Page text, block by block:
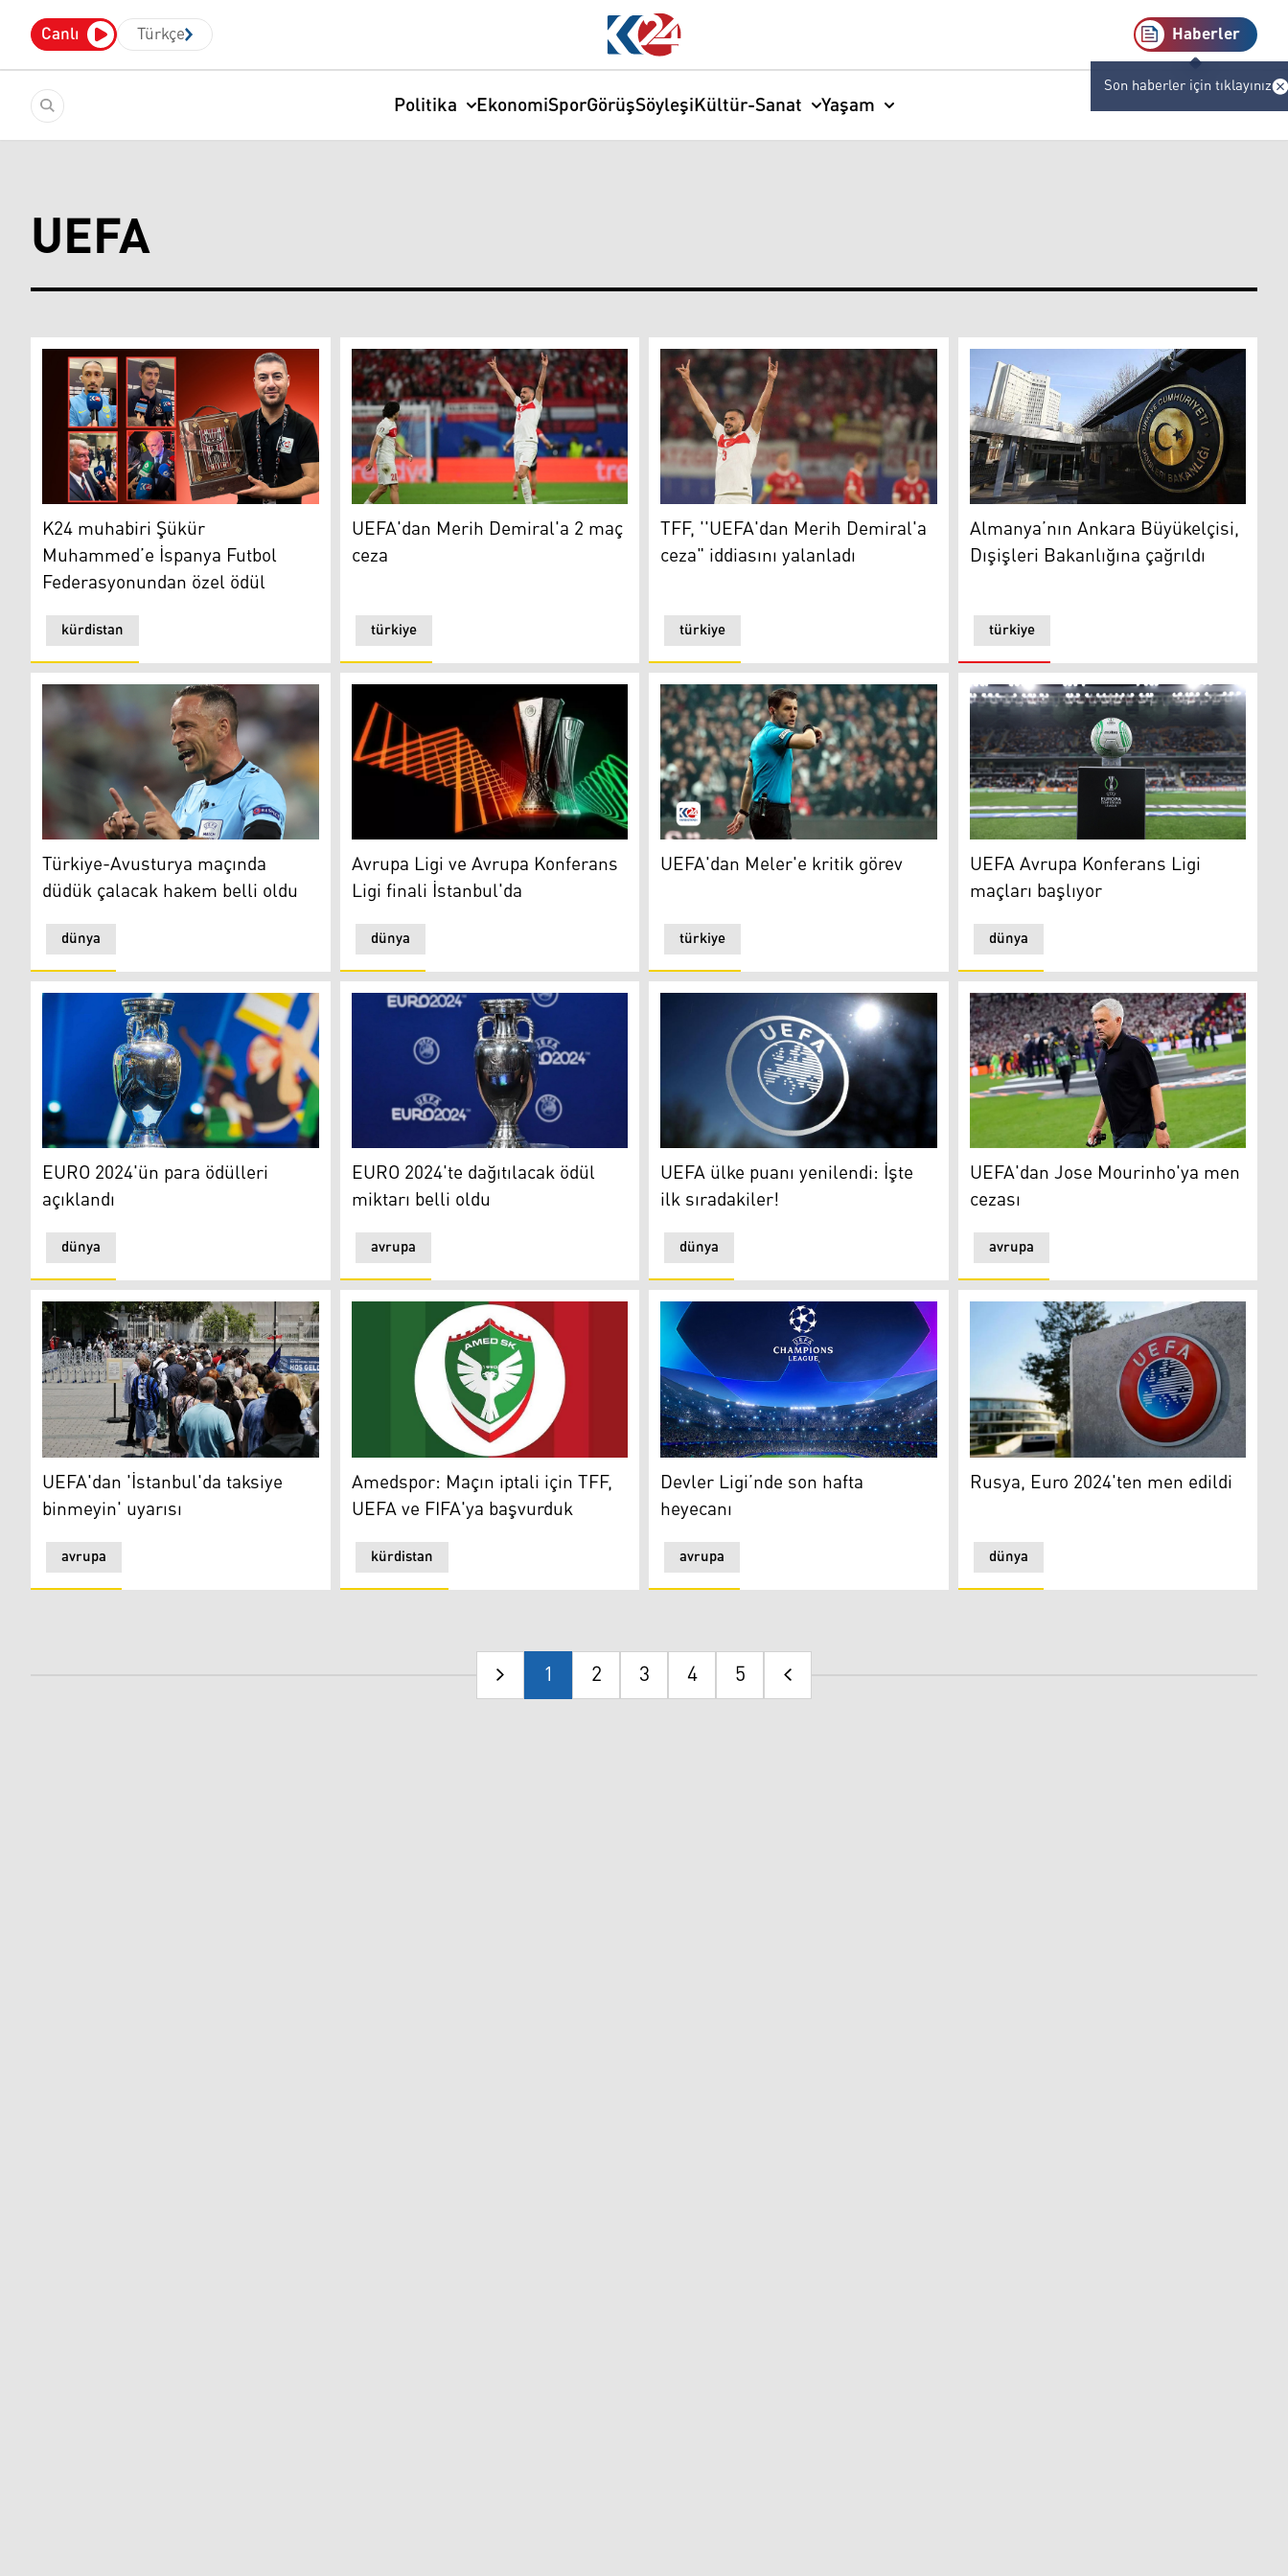
Canlı Türkçe Haberler
Son haberler için tıklayınız
Politika EkonomiSporGörüşSöyleşiKültür-Sanat Yaşam
UEFA
K24 muhabiri Şükür Muhammed’e İspanya Futbol Federasyonundan özel ödül
kürdistan
K24 muhabiri Şükür
Muhammed’e İspanya Futbol
Federasyonundan özel ödül
UEFA'dan Merih Demiral'a 2 maç ceza
türkiye
UEFA'dan Merih Demiral'a 2 maç
ceza
TFF, ''UEFA'dan Merih Demiral'a ceza" iddiasını yalanladı
türkiye
TFF, ''UEFA'dan Merih Demiral'a
ceza" iddiasını yalanladı
Almanya’nın Ankara Büyükelçisi, Dışişleri
türkiye
Almanya’nın Ankara Büyükelçisi,
Dışişleri Bakanlığına çağrıldı
Türkiye-Avusturya maçında düdük çalacak hakem belli oldu
dünya
Türkiye-Avusturya maçında
düdük çalacak hakem belli oldu
Avrupa Ligi ve Avrupa Konferans Ligi finali İstanbul'da
dünya
Avrupa Ligi ve Avrupa Konferans
Ligi finali İstanbul'da
Hakem Halil Umut Meler
türkiye
UEFA'dan Meler'e kritik görev UEFA Avrupa Konferans Ligi maçları
dünya
UEFA Avrupa Konferans Ligi
maçları başlıyor
EURO 2024'ün para ödülleri açıklandı
dünya
EURO 2024'ün para ödülleri
açıklandı
EURO 2024
avrupa
EURO 2024'te dağıtılacak ödül
miktarı belli oldu
UEFA ülke puanı yenilendi: İşte ilk sıradakiler!
dünya
UEFA ülke puanı yenilendi: İşte
ilk sıradakiler!
UEFA'dan Jose Mourinho'ya men cezası
avrupa
UEFA'dan Jose Mourinho'ya men
cezası
UEFA'dan 'İstanbul'da taksiye binmeyin' uyarısı
avrupa
UEFA'dan 'İstanbul'da taksiye
binmeyin' uyarısı
Amedspor: Maçın iptali için TFF, UEFA ve FIFA'ya başvurduk
kürdistan
Amedspor: Maçın iptali için TFF,
UEFA ve FIFA'ya başvurduk
Devler Ligi’nde son hafta heyecanı
avrupa
Devler Ligi’nde son hafta
heyecanı
Rusya, Euro 2024'ten men edildi
dünya
Rusya, Euro 2024'ten men edildi
1 2 3 4 5